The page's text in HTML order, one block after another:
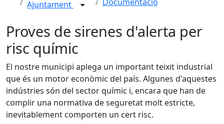
Ajuntament
Proves de sirenes d'alerta per
risc químic
El nostre municipi aplega un important teixit industrial
que és un motor econòmic del país. Algunes d'aquestes
indústries són del sector químic i, encara que han de
complir una normativa de seguretat molt estricte,
inevitablement comporten un cert risc.